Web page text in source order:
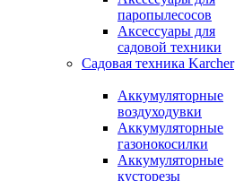
паропылесосов
Аксессуары для
садовой техники
Садовая техника Karcher
Аккумуляторные
воздуходувки
Аккумуляторные
газонокосилки
Аккумуляторные
кусторезы